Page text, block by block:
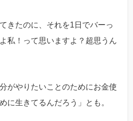
きたのに、それを1日でバーっ
私！って思いますよ？超思うん
がやりたいことのためにお金使
に生きてるんだろう」とも。